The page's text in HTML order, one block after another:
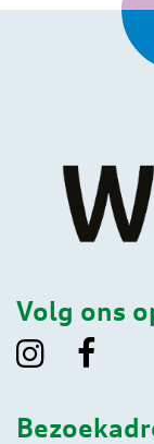
Volg ons